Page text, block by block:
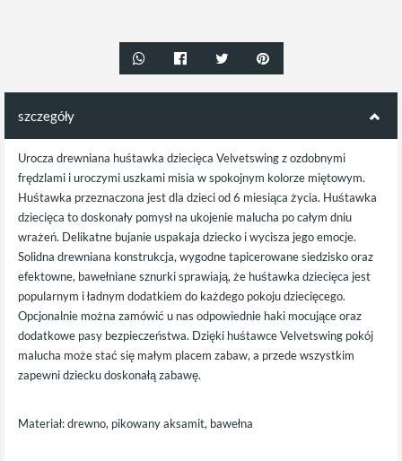
szczegóły
Urocza drewniana huśtawka dziecięca Velvetswing z ozdobnymi
frędzlami i uroczymi uszkami misia w spokojnym kolorze miętowym.
Huśtawka przeznaczona jest dla dzieci od 6 miesiąca życia. Huśtawka
dziecięca to doskonały pomysł na ukojenie malucha po całym dniu
wrażeń. Delikatne bujanie uspakaja dziecko i wycisza jego emocje.
Solidna drewniana konstrukcja, wygodne tapicerowane siedzisko oraz
efektowne, bawełniane sznurki sprawiają, że huśtawka dziecięca jest
popularnym i ładnym dodatkiem do każdego pokoju dziecięcego.
Opcjonalnie można zamówić u nas odpowiednie haki mocujące oraz
dodatkowe pasy bezpieczeństwa. Dzięki huśtawce Velvetswing pokój
malucha może stać się małym placem zabaw, a przede wszystkim
zapewni dziecku doskonałą zabawę.
Materiał: drewno, pikowany aksamit, bawełna